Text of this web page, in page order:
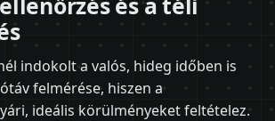
indokolt a valós, hideg időben is
felmérése, hiszen a
ideális körülményeket feltételez.